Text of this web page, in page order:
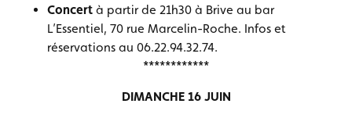
Concert à partir de 21h30 à Brive au bar
L’Essentiel, 70 rue Marcelin-Roche. Infos et
réservations au 06.22.94.32.74.
************
DIMANCHE 16 JUIN